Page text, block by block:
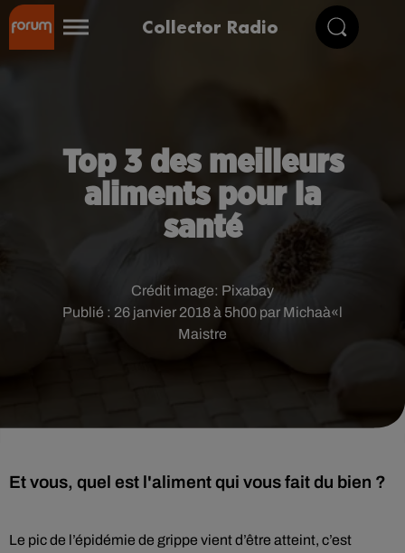
Collector Radio
Top 3 des meilleurs
aliments pour la
santé
Publié : 26 janvier 2018 à 5h00 par Michaà«l
Maistre
Crédit image: Pixabay
Et vous, quel est l'aliment qui vous fait du bien ?
Le pic de l’épidémie de grippe vient d’être atteint, c’est